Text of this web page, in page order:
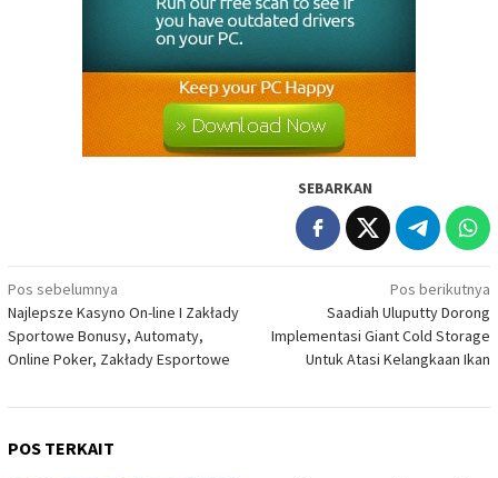
SEBARKAN
Navigasi
pos
Pos sebelumnya
Najlepsze Kasyno On-line I Zakłady
Sportowe Bonusy, Automaty,
Online Poker, Zakłady Esportowe
Pos berikutnya
Saadiah Uluputty Dorong
Implementasi Giant Cold Storage
Untuk Atasi Kelangkaan Ikan
POS TERKAIT